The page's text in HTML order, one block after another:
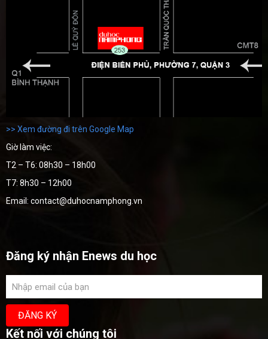
>> Xem đường đi trên Google Map
Giờ làm việc:
T2 – T6: 08h30 – 18h00
T7: 8h30 – 12h00
Email: contact@duhocnamphong.vn
Đăng ký nhận Enews du học
Kết nối với chúng tôi